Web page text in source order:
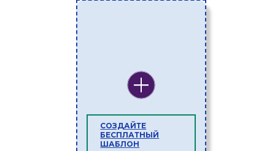
СОЗДАЙТЕ
БЕСПЛАТНЫЙ
ШАБЛОН